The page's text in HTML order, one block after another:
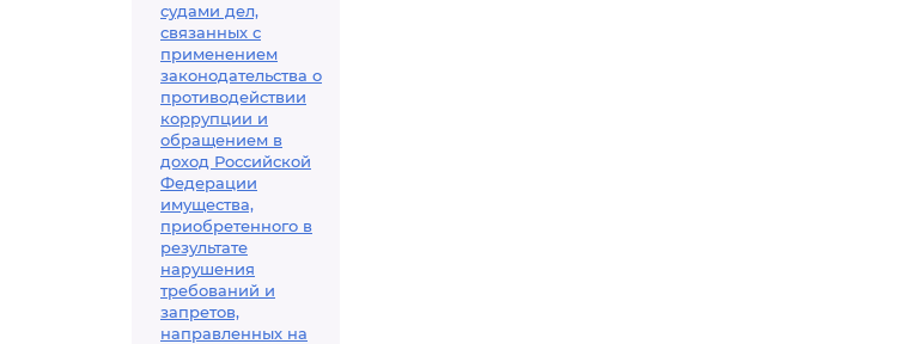
судами дел,
связанных с
применением
законодательства о
противодействии
коррупции и
обращением в
доход Российской
Федерации
имущества,
приобретенного в
результате
нарушения
требований и
запретов,
направленных на